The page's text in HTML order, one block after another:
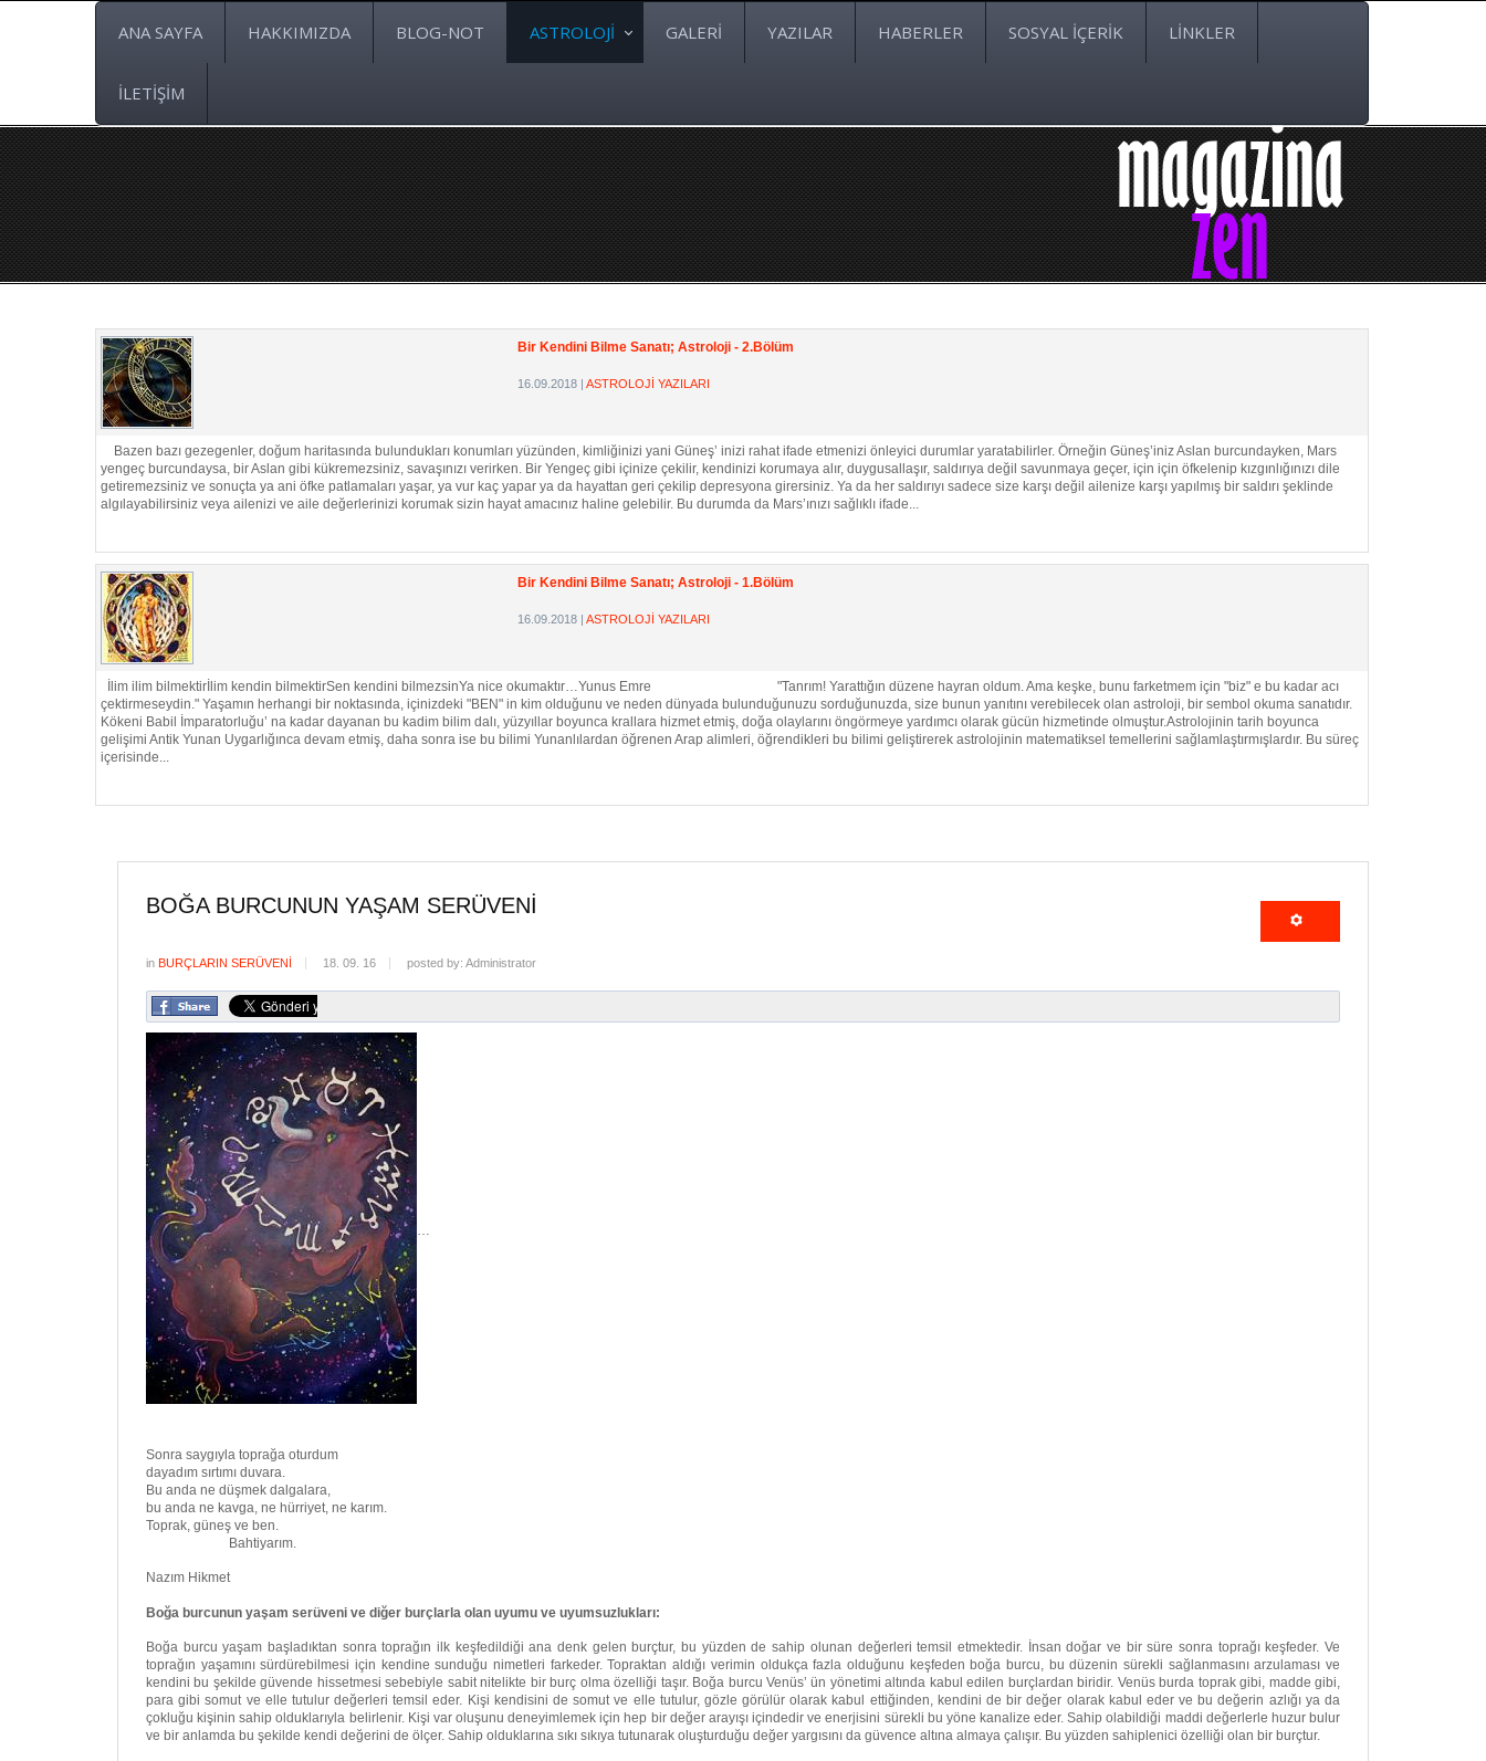
ANA SAYFA HAKKIMIZDA BLOG-NOT ASTROLOJİ GALERİ YAZILAR HABERLER SOSYAL İÇERİK LİNKLER
İLETİŞİM
Bir Kendini Bilme Sanatı; Astroloji - 2.Bölüm
16.09.2018| ASTROLOJİ YAZILARI
Bazen bazı gezegenler, doğum haritasında bulundukları konumları yüzünden, kimliğinizi yani Güneş’ inizi rahat ifade etmenizi önleyici durumlar yaratabilirler. Örneğin Güneş’iniz Aslan burcundayken, Mars
yengeç burcundaysa, bir Aslan gibi kükremezsiniz, savaşınızı verirken. Bir Yengeç gibi içinize çekilir, kendinizi korumaya alır, duygusallaşır, saldırıya değil savunmaya geçer, için için öfkelenip kızgınlığınızı dile
getiremezsiniz ve sonuçta ya ani öfke patlamaları yaşar, ya vur kaç yapar ya da hayattan geri çekilip depresyona girersiniz. Ya da her saldırıyı sadece size karşı değil ailenize karşı yapılmış bir saldırı şeklinde
algılayabilirsiniz veya ailenizi ve aile değerlerinizi korumak sizin hayat amacınız haline gelebilir. Bu durumda da Mars’ınızı sağlıklı ifade...
Bir Kendini Bilme Sanatı; Astroloji - 1.Bölüm
16.09.2018| ASTROLOJİ YAZILARI
İlim ilim bilmektirİlim kendin bilmektirSen kendini bilmezsinYa nice okumaktır…Yunus Emre "Tanrım! Yarattığın düzene hayran oldum. Ama keşke, bunu farketmem için "biz" e bu kadar acı
çektirmeseydin." Yaşamın herhangi bir noktasında, içinizdeki "BEN" in kim olduğunu ve neden dünyada bulunduğunuzu sorduğunuzda, size bunun yanıtını verebilecek olan astroloji, bir sembol okuma sanatıdır.
Kökeni Babil İmparatorluğu’ na kadar dayanan bu kadim bilim dalı, yüzyıllar boyunca krallara hizmet etmiş, doğa olaylarını öngörmeye yardımcı olarak gücün hizmetinde olmuştur.Astrolojinin tarih boyunca
gelişimi Antik Yunan Uygarlığınca devam etmiş, daha sonra ise bu bilimi Yunanlılardan öğrenen Arap alimleri, öğrendikleri bu bilimi geliştirerek astrolojinin matematiksel temellerini sağlamlaştırmışlardır. Bu süreç
içerisinde...
BOĞA BURCUNUN YAŞAM SERÜVENI
in BURÇLARIN SERÜVENİ 18. 09. 16 posted by: Administrator
Sonra saygıyla toprağa oturdum
dayadım sırtımı duvara.
Bu anda ne düşmek dalgalara,
bu anda ne kavga, ne hürriyet, ne karım.
Toprak, güneş ve ben.
Bahtiyarım.
Nazım Hikmet
Boğa burcunun yaşam serüveni ve diğer burçlarla olan uyumu ve uyumsuzlukları:
Boğa burcu yaşam başladıktan sonra toprağın ilk keşfedildiği ana denk gelen burçtur, bu yüzden de sahip olunan değerleri temsil etmektedir. İnsan doğar ve bir süre sonra toprağı keşfeder. Ve
toprağın yaşamını sürdürebilmesi için kendine sunduğu nimetleri farkeder. Topraktan aldığı verimin oldukça fazla olduğunu keşfeden boğa burcu, bu düzenin sürekli sağlanmasını arzulaması ve
kendini bu şekilde güvende hissetmesi sebebiyle sabit nitelikte bir burç olma özelliği taşır. Boğa burcu Venüs’ ün yönetimi altında kabul edilen burçlardan biridir. Venüs burda toprak gibi, madde gibi,
para gibi somut ve elle tutulur değerleri temsil eder. Kişi kendisini de somut ve elle tutulur, gözle görülür olarak kabul ettiğinden, kendini de bir değer olarak kabul eder ve bu değerin azlığı ya da
çokluğu kişinin sahip olduklarıyla belirlenir. Kişi var oluşunu deneyimlemek için hep bir değer arayışı içindedir ve enerjisini sürekli bu yöne kanalize eder. Sahip olabildiği maddi değerlerle huzur bulur
ve bir anlamda bu şekilde kendi değerini de ölçer. Sahip olduklarına sıkı sıkıya tutunarak oluşturduğu değer yargısını da güvence altına almaya çalışır. Bu yüzden sahiplenici özelliği olan bir burçtur.